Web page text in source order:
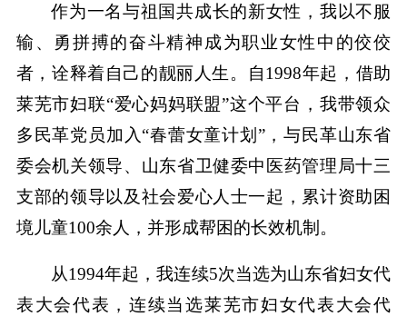
作为一名与祖国共成长的新女性，我以不服
输、勇拼搏的奋斗精神成为职业女性中的佼佼
者，诠释着自己的靓丽人生。自1998年起，借助
莱芜市妇联“爱心妈妈联盟”这个平台，我带领众
多民革党员加入“春蕾女童计划”，与民革山东省
委会机关领导、山东省卫健委中医药管理局十三
支部的领导以及社会爱心人士一起，累计资助困
境儿童100余人，并形成帮困的长效机制。
从1994年起，我连续5次当选为山东省妇女代
表大会代表，连续当选莱芜市妇女代表大会代